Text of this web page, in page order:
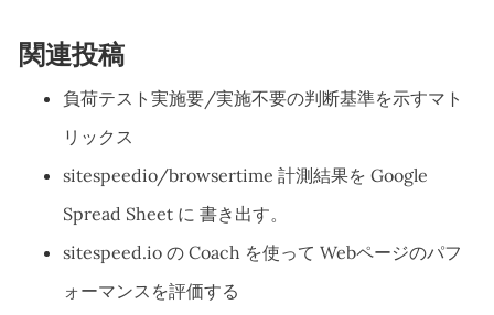
関連投稿
負荷テスト実施要/実施不要の判断基準を示すマト
リックス
sitespeedio/browsertime 計測結果を Google
Spread Sheet に 書き出す。
sitespeed.io の Coach を使って Webページのパフ
ォーマンスを評価する